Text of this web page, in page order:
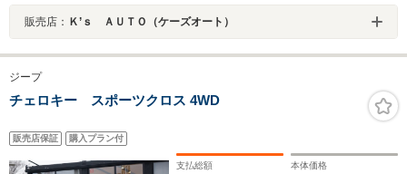
販売店： Ｋ’ｓ ＡＵＴＯ（ケーズオート）
ジープ
チェロキー スポーツクロス 4WD
販売店保証 購入プラン付
支払総額 本体価格